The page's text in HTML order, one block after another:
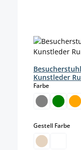
Kunstleder
Farbeauswählen
Gestell Farbe